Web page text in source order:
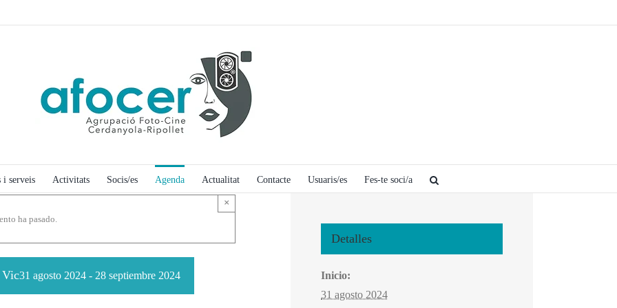
i serveis Activitats Socis/es Agenda Actualitat Contacte Usuaris/es Fes-te soci/a
ha pasado.
×
Vic31 agosto 2024 - 28 septiembre 2024
Detalles
Inicio:
31 agosto 2024